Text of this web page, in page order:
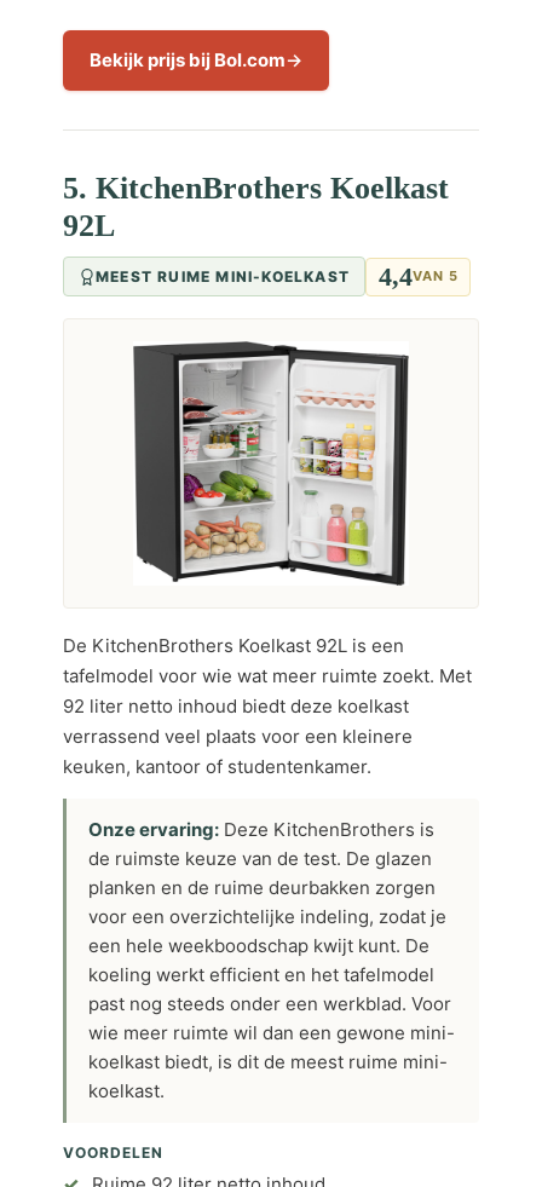
Bekijk prijs bij Bol.com
5. KitchenBrothers Koelkast
92L
MEEST RUIME MINI-KOELKAST 4,4VAN 5
De KitchenBrothers Koelkast 92L is een
tafelmodel voor wie wat meer ruimte zoekt. Met
92 liter netto inhoud biedt deze koelkast
verrassend veel plaats voor een kleinere
keuken, kantoor of studentenkamer.
Onze ervaring: Deze KitchenBrothers is
de ruimste keuze van de test. De glazen
planken en de ruime deurbakken zorgen
voor een overzichtelijke indeling, zodat je
een hele weekboodschap kwijt kunt. De
koeling werkt efficient en het tafelmodel
past nog steeds onder een werkblad. Voor
wie meer ruimte wil dan een gewone mini-
koelkast biedt, is dit de meest ruime mini-
koelkast.
VOORDELEN